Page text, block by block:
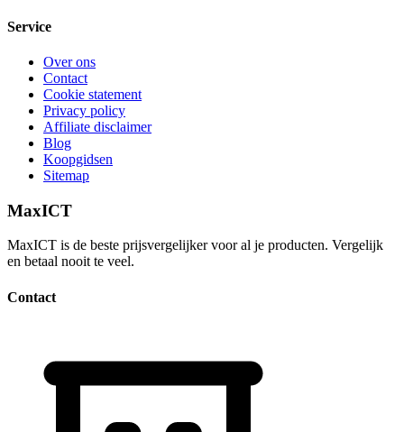
Service
Over ons
Contact
Cookie statement
Privacy policy
Affiliate disclaimer
Blog
Koopgidsen
Sitemap
MaxICT
MaxICT is de beste prijsvergelijker voor al je producten. Vergelijk
en betaal nooit te veel.
Contact